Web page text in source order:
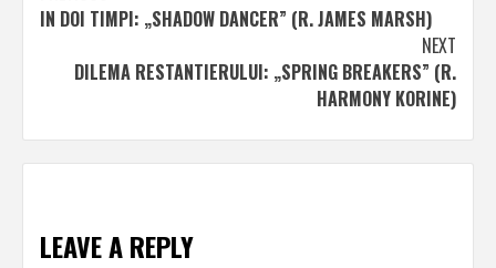
navigation
IN DOI TIMPI: „SHADOW DANCER” (R. JAMES MARSH)
NEXT
DILEMA RESTANTIERULUI: „SPRING BREAKERS” (R.
HARMONY KORINE)
LEAVE A REPLY